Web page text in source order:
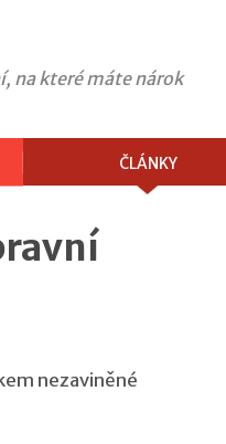
na které máte nárok
ČLÁNKY
nezaviněné